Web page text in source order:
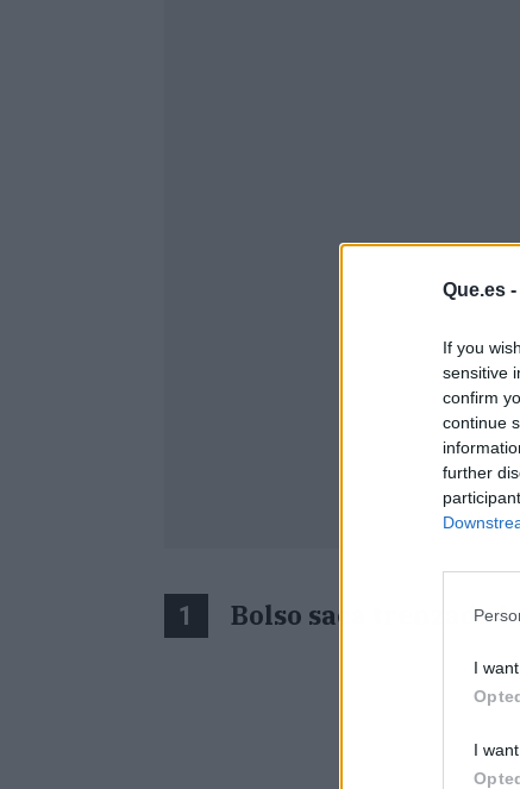
Que.es -
If you
sensitive
confirm
continue
further
I
I
1 Bolso saca trenzada